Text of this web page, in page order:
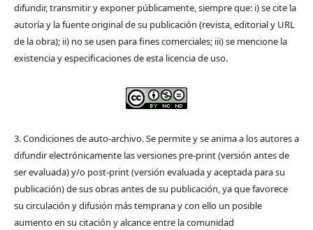
difundir, transmitir y exponer públicamente, siempre que: i) se cite la
autoría y la fuente original de su publicación (revista, editorial y URL
de la obra); ii) no se usen para fines comerciales; iii) se mencione la
existencia y especificaciones de esta licencia de uso.
3. Condiciones de auto-archivo. Se permite y se anima a los autores a
difundir electrónicamente las versiones pre-print (versión antes de
ser evaluada) y/o post-print (versión evaluada y aceptada para su
publicación) de sus obras antes de su publicación, ya que favorece
su circulación y difusión más temprana y con ello un posible
aumento en su citación y alcance entre la comunidad